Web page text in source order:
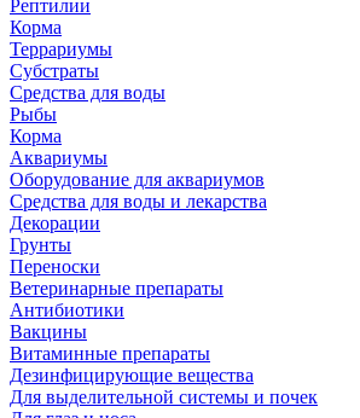
Рептилии
Корма
Террариумы
Субстраты
Средства для воды
Рыбы
Корма
Аквариумы
Оборудование для аквариумов
Средства для воды и лекарства
Декорации
Грунты
Переноски
Ветеринарные препараты
Антибиотики
Вакцины
Витаминные препараты
Дезинфицирующие вещества
Для выделительной системы и почек